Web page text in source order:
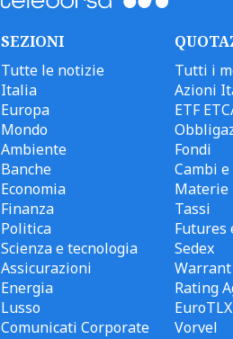
SEZIONI
Tutte le notizie
Italia
Europa
Mondo
Ambiente
Banche
Economia
Finanza
Politica
Scienza e tecnologia
Assicurazioni
Energia
Lusso
Comunicati Corporate
Tutti i
Azioni
ETF
Fondi
Cambi
Materie
Tassi
Futures
Sedex
Warrant
Rating
EuroTLX
Vorvel